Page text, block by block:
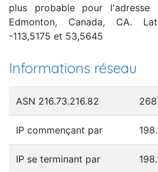
plus probable pour l'adresse
Edmonton, Canada, CA.
-113,5175 et 53,5645
Informations réseau
ASN 216.73.216.82
IP commençant par
IP se terminant par